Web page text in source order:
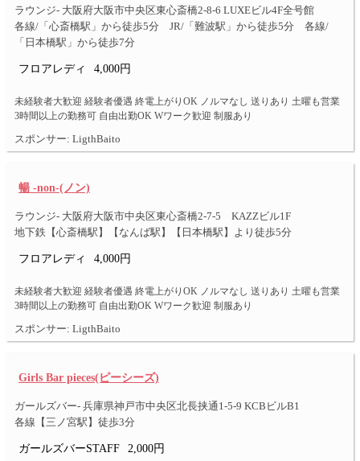
ラウンジ- 大阪府大阪市中央区東心斎橋2-8-6 LUXEビル4F全号館
各線/「心斎橋駅」から徒歩5分 JR/「難波駅」から徒歩5分 各線/
「日本橋駅」から徒歩7分
フロアレディ 4,000円
未経験者大歓迎 経験者優遇 終電上がりOK ノルマなし 送りあり 土曜も営業
3時間以上の勤務可 自由出勤OK Wワーク歓迎 制服あり
スポンサー: LigthBaito
暢 -non-(ノン)
ラウンジ- 大阪府大阪市中央区東心斎橋2-7-5 KAZZビル1F
地下鉄【心斎橋駅】【なんば駅】【日本橋駅】より徒歩5分
フロアレディ 4,000円
未経験者大歓迎 経験者優遇 終電上がりOK ノルマなし 送りあり 土曜も営業
3時間以上の勤務可 自由出勤OK Wワーク歓迎 制服あり
スポンサー: LigthBaito
Girls Bar pieces(ピーシーズ)
ガールズバー- 兵庫県神戸市中央区北長挟通1-5-9 KCBビルB1
各線【三ノ宮駅】徒歩3分
ガールズバーSTAFF 2,000円